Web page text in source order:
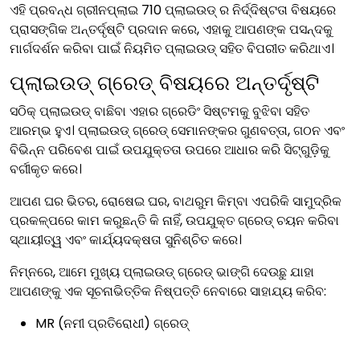
ଏହି ପ୍ରବନ୍ଧ ଗ୍ରୀନପ୍ଲାଇ 710 ପ୍ଲାଇଉଡ୍ ର ନିର୍ଦ୍ଦିଷ୍ଟତା ବିଷୟରେ
ପ୍ରାସଙ୍ଗିକ ଅନ୍ତର୍ଦୃଷ୍ଟି ପ୍ରଦାନ କରେ, ଏହାକୁ ଆପଣଙ୍କ ପସନ୍ଦକୁ
ମାର୍ଗଦର୍ଶନ କରିବା ପାଇଁ ନିୟମିତ ପ୍ଲାଇଉଡ୍ ସହିତ ବିପରୀତ କରିଥାଏ।
ପ୍ଲାଇଉଡ୍ ଗ୍ରେଡ୍ ବିଷୟରେ ଅନ୍ତର୍ଦୃଷ୍ଟି
ସଠିକ୍ ପ୍ଲାଇଉଡ୍ ବାଛିବା ଏହାର ଗ୍ରେଡିଂ ସିଷ୍ଟମକୁ ବୁଝିବା ସହିତ
ଆରମ୍ଭ ହୁଏ। ପ୍ଲାଇଉଡ୍ ଗ୍ରେଡ୍ ସେମାନଙ୍କର ଗୁଣବତ୍ତା, ଗଠନ ଏବଂ
ବିଭିନ୍ନ ପରିବେଶ ପାଇଁ ଉପଯୁକ୍ତତା ଉପରେ ଆଧାର କରି ସିଟ୍ଗୁଡ଼ିକୁ
ବର୍ଗୀକୃତ କରେ।
ଆପଣ ଘର ଭିତର, ରୋଷେଇ ଘର, ବାଥରୁମ କିମ୍ବା ଏପରିକି ସାମୁଦ୍ରିକ
ପ୍ରକଳ୍ପରେ କାମ କରୁଛନ୍ତି କି ନାହିଁ, ଉପଯୁକ୍ତ ଗ୍ରେଡ୍ ଚୟନ କରିବା
ସ୍ଥାୟୀତ୍ୱ ଏବଂ କାର୍ଯ୍ୟଦକ୍ଷତା ସୁନିଶ୍ଚିତ କରେ।
ନିମ୍ନରେ, ଆମେ ମୁଖ୍ୟ ପ୍ଲାଇଉଡ୍ ଗ୍ରେଡ୍ ଭାଙ୍ଗି ଦେଉଛୁ ଯାହା
ଆପଣଙ୍କୁ ଏକ ସୂଚନାଭିତ୍ତିକ ନିଷ୍ପତ୍ତି ନେବାରେ ସାହାଯ୍ୟ କରିବ:
MR (ନମୀ ପ୍ରତିରୋଧୀ) ଗ୍ରେଡ୍